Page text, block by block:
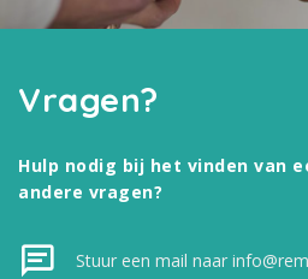
Vragen?
Hulp nodig bij het vinden van
andere vragen?
Stuur een mail naar